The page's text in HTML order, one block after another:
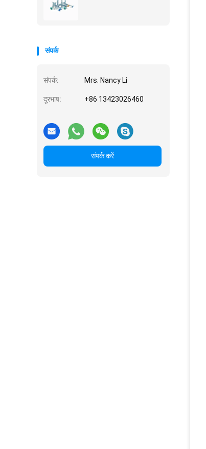
संपर्क
संपर्क: Mrs. Nancy Li
दूरभाष: +86 13423026460
संपर्क करें